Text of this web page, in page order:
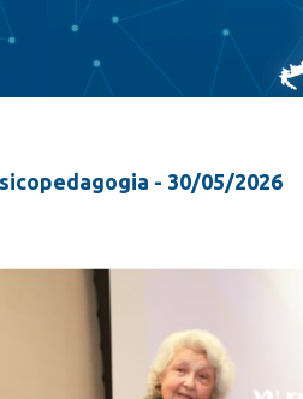
- 30/05/2026